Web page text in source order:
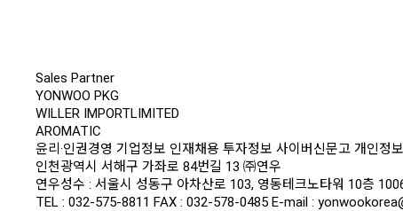
Sales Partner
YONWOO PKG
WILLER IMPORTLIMITED
AROMATIC
윤리·인권경영 기업정보 인재채용 투자정보 사이버신문고 개인정
인천광역시 서해구 가좌로 84번길 13 ㈜연우
연우성수 : 서울시 성동구 아차산로 103, 영동테크노타워 10층
TEL : 032-575-8811 FAX : 032-578-0485 E-mail :